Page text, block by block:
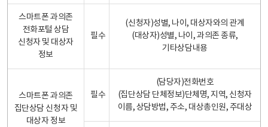
스마트폰 과의존
전화포털 상담
신청자 및 대상자
정보
필수
(신청자)성별, 나이, 대상자와의 관계
(대상자)성별, 나이, 과의존 종류,
기타상담내용
스마트폰 과의존
집단상담 신청자 및
대상자 정보
필수
(담당자)전화번호
(집단상담 단체정보)단체명, 지역, 신청자
이름, 상담방법, 주소, 대상총인원, 주대상